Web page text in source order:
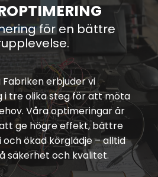
för en bättre
Fabriken erbjuder vi
tre olika steg för att möta
Våra optimeringar är
ge högre effekt, bättre
ökad körglädje – alltid
säkerhet och kvalitet.